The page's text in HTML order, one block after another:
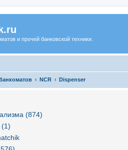
и прочей банковской техники.
NCR Dispenser
(874)
(1)